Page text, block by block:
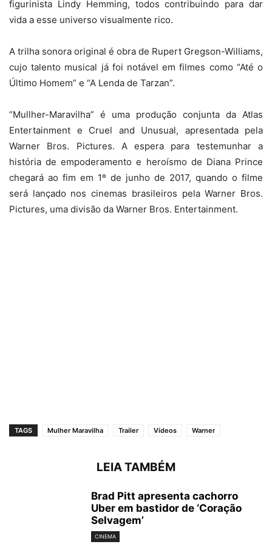
figurinista Lindy Hemming, todos contribuindo para dar
vida a esse universo visualmente rico.
A trilha sonora original é obra de Rupert Gregson-Williams,
cujo talento musical já foi notável em filmes como “Até o
Último Homem” e “A Lenda de Tarzan”.
“Mullher-Maravilha” é uma produção conjunta da Atlas
Entertainment e Cruel and Unusual, apresentada pela
Warner Bros. Pictures. A espera para testemunhar a
história de empoderamento e heroísmo de Diana Prince
chegará ao fim em 1º de junho de 2017, quando o filme
será lançado nos cinemas brasileiros pela Warner Bros.
Pictures, uma divisão da Warner Bros. Entertainment.
TAGS Mulher Maravilha Trailer Vídeos Warner
LEIA TAMBÉM
Brad Pitt apresenta cachorro
Uber em bastidor de ‘Coração
Selvagem’
CINEMA